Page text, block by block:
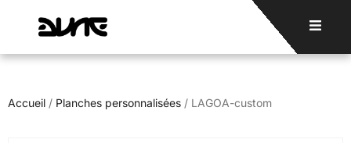
Accueil / Planches personnalisées / LAGOA-custom